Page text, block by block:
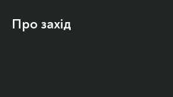
Про захід